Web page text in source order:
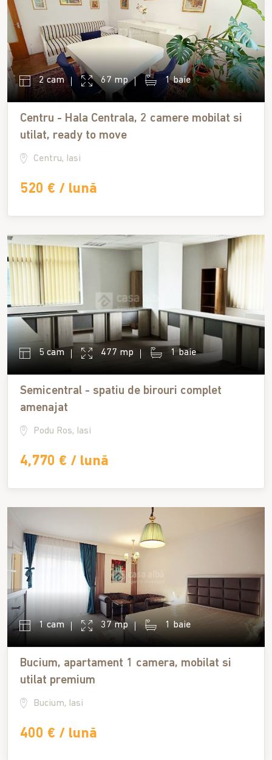
2 cam 67 mp 1 baie
Centru - Hala Centrala, 2 camere mobilat si
utilat, ready to move
Centru, Iasi
520 € / lună
5 cam 477 mp 1 baie
Semicentral - spatiu de birouri complet
amenajat
Podu Ros, Iasi
4,770 € / lună
1 cam 37 mp 1 baie
Bucium, apartament 1 camera, mobilat si
utilat premium
Bucium, Iasi
400 € / lună